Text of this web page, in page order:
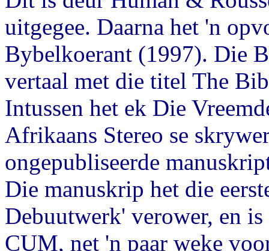
uitgegee. Daarna het 'n
Bybelkoerant (1997). Die
vertaal met die titel The
Intussen het ek Die
Afrikaans Stereo se
ongepubliseerde
Die manuskrip het die
Debuutwerk' verower, en
CUM, net 'n paar weke